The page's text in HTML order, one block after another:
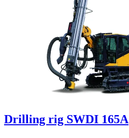
Drilling rig SWDI 165A